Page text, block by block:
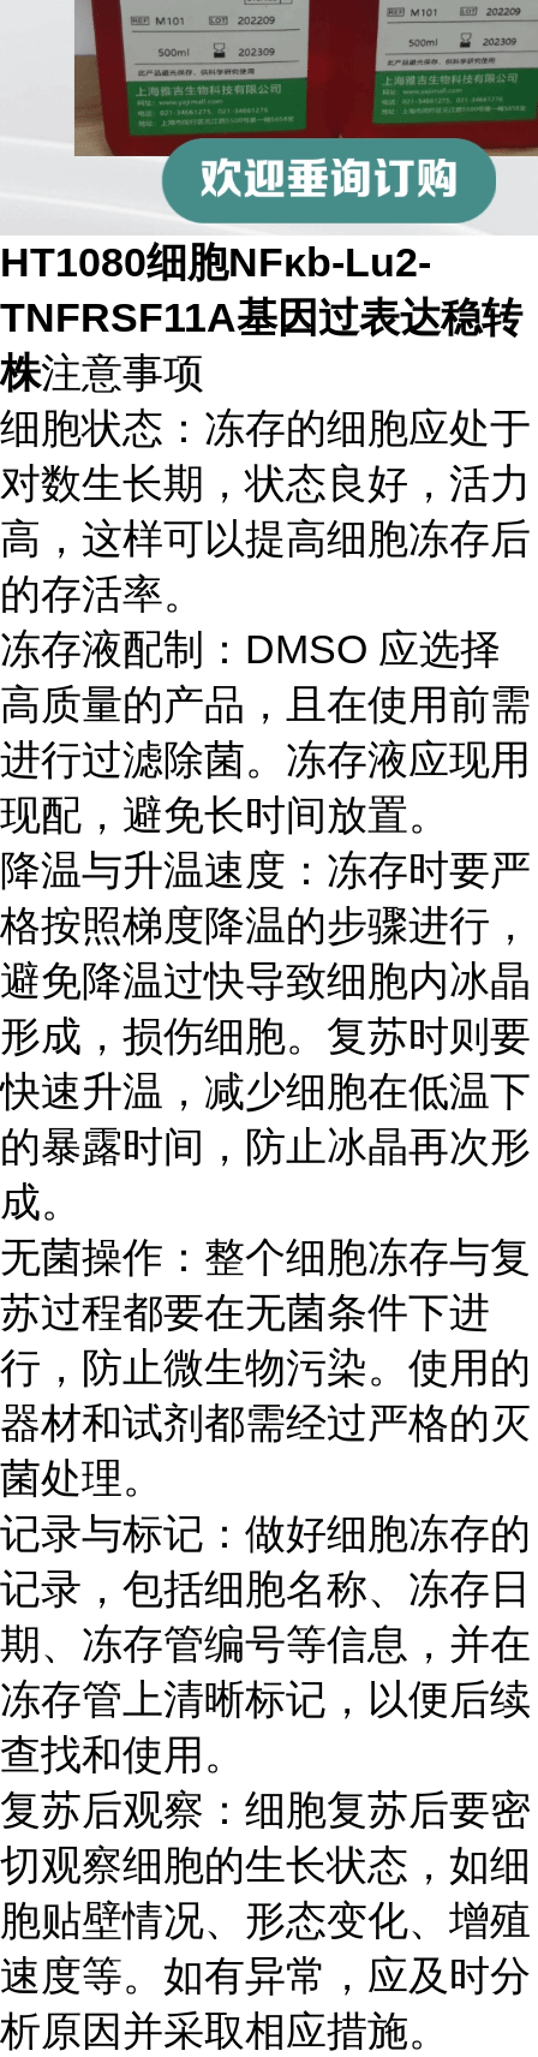
HT1080细胞NFκb-Lu2-
TNFRSF11A基因过表达稳转
株注意事项
细胞状态：冻存的细胞应处于
对数生长期，状态良好，活力
高，这样可以提高细胞冻存后
的存活率。
冻存液配制：DMSO 应选择
高质量的产品，且在使用前需
进行过滤除菌。冻存液应现用
现配，避免长时间放置。
降温与升温速度：冻存时要严
格按照梯度降温的步骤进行，
避免降温过快导致细胞内冰晶
形成，损伤细胞。复苏时则要
快速升温，减少细胞在低温下
的暴露时间，防止冰晶再次形
成。
无菌操作：整个细胞冻存与复
苏过程都要在无菌条件下进
行，防止微生物污染。使用的
器材和试剂都需经过严格的灭
菌处理。
记录与标记：做好细胞冻存的
记录，包括细胞名称、冻存日
期、冻存管编号等信息，并在
冻存管上清晰标记，以便后续
查找和使用。
复苏后观察：细胞复苏后要密
切观察细胞的生长状态，如细
胞贴壁情况、形态变化、增殖
速度等。如有异常，应及时分
析原因并采取相应措施。